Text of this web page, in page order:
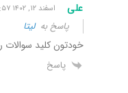
علی اسفند ۱۲, ۱۴۰۲ ۱۲:۵۷ ب٫ظ
پاسخ بهلیتا
خودتون کلید سوالات
پاسخ